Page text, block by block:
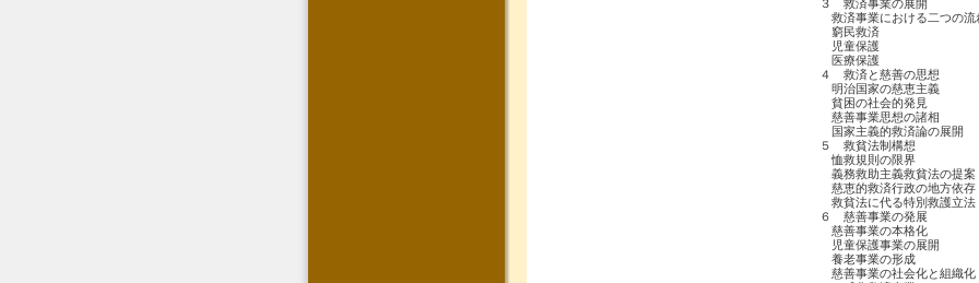
３ 救済事業の展開
救済事業における二つの流
窮民救済
児童保護
医療保護
４ 救済と慈善の思想
明治国家の慈恵主義
貧困の社会的発見
慈善事業思想の諸相
国家主義的救済論の展開
５ 救貧法制構想
恤救規則の限界
義務救助主義救貧法の提案
慈恵的救済行政の地方依存
救貧法に代る特別救護立法
６ 慈善事業の発展
慈善事業の本格化
児童保護事業の展開
養老事業の形成
慈善事業の社会化と組織化